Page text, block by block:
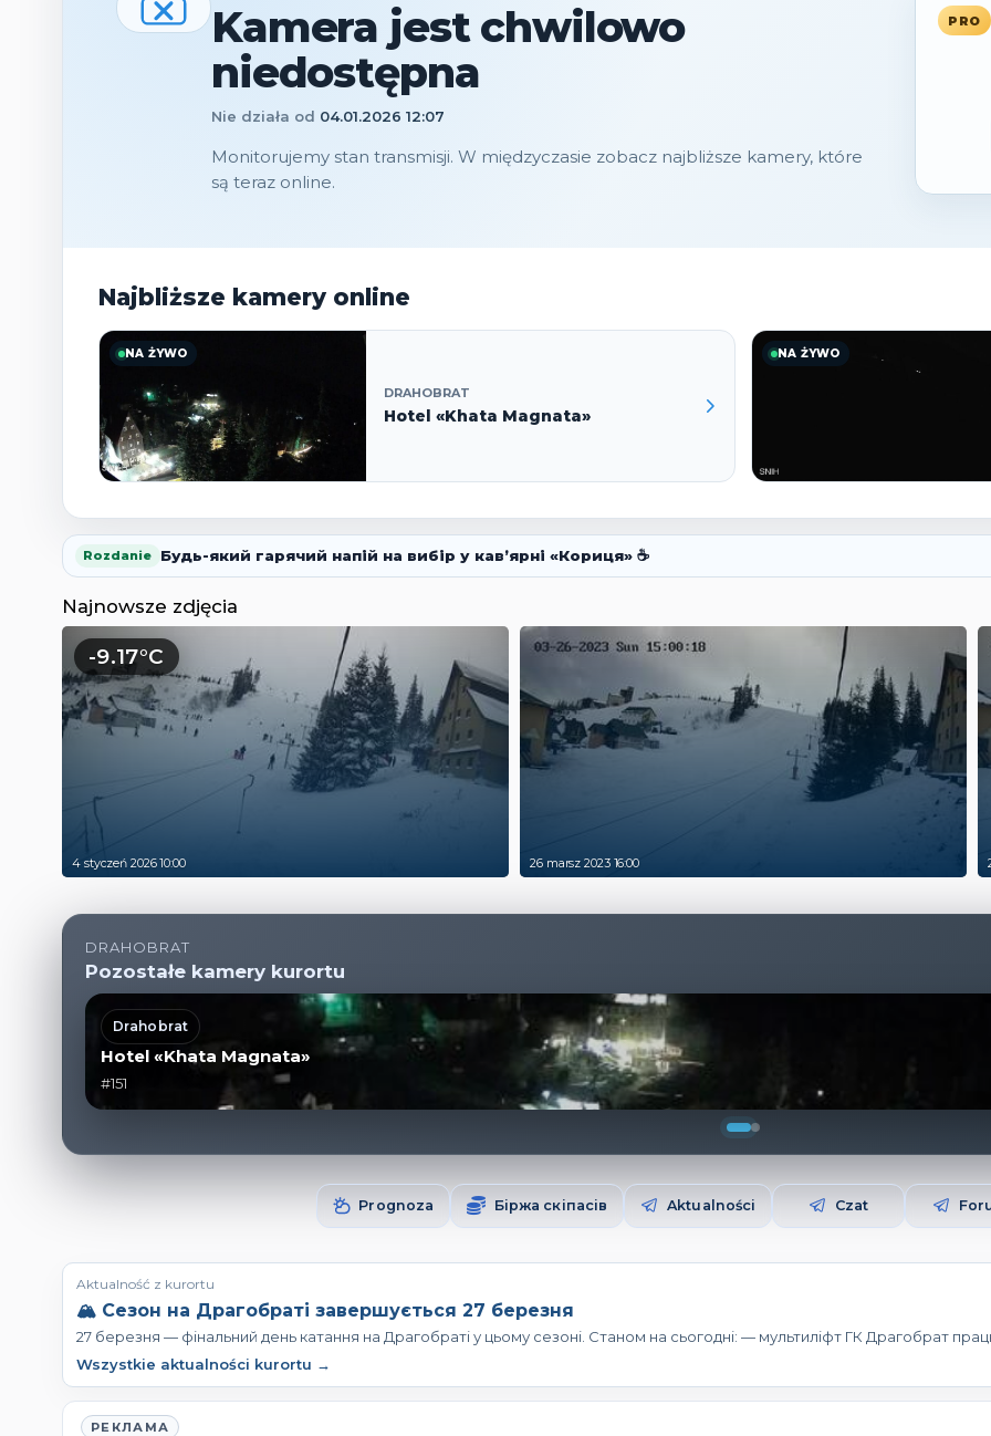
Kamera jest chwilowo
niedostępna
Nie działa od 04.01.2026 12:07
Monitorujemy stan transmisji. W międzyczasie zobacz najbliższe kamery, które
są teraz online.
PRO
Najbliższe kamery online
NA ŻYWO
DRAHOBRAT
Hotel «Khata Magnata»
NA ŻYWO
Rozdanie Будь-який гарячий напій на вибір у кав’ярні «Кориця» ☕
Najnowsze zdjęcia
-9.17°C
4 styczeń 2026 10:00 26 marsz 2023 16:00
DRAHOBRAT
Pozostałe kamery kurortu
Drahobrat
Hotel «Khata Magnata»
#151
Prognoza Біржа скіпасів Aktualności Czat
Aktualność z kurortu
🏔️ Сезон на Драгобраті завершується 27 березня
27 березня — фінальний день катання на Драгобраті у цьому сезоні. Станом на сьогодні: — мультиліфт ГК Драгобрат
Wszystkie aktualności kurortu →
РЕКЛАМА